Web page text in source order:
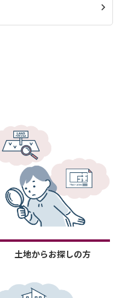
土地からお探しの方